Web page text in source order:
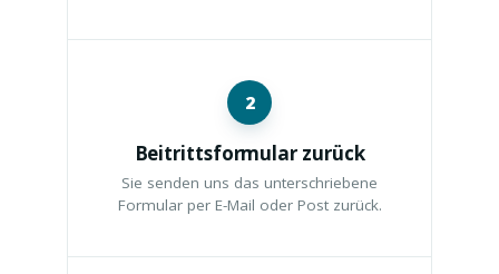
2
Beitrittsformular zurück
Sie senden uns das unterschriebene
Formular per E-Mail oder Post zurück.